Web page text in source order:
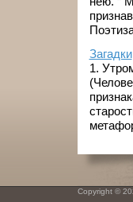
Загадки
1.
Copyright ©